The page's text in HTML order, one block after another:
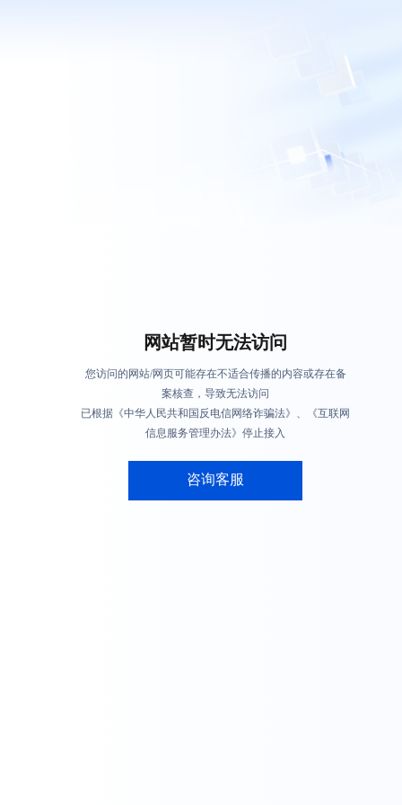
网站暂时无法访问
您访问的网站/网页可能存在不适合传播的内容或存在备
案核查，导致无法访问
已根据《中华人民共和国反电信网络诈骗法》、《互联网
信息服务管理办法》停止接入
咨询客服